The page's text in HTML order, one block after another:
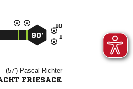


90’
(57')  
FRIESACK